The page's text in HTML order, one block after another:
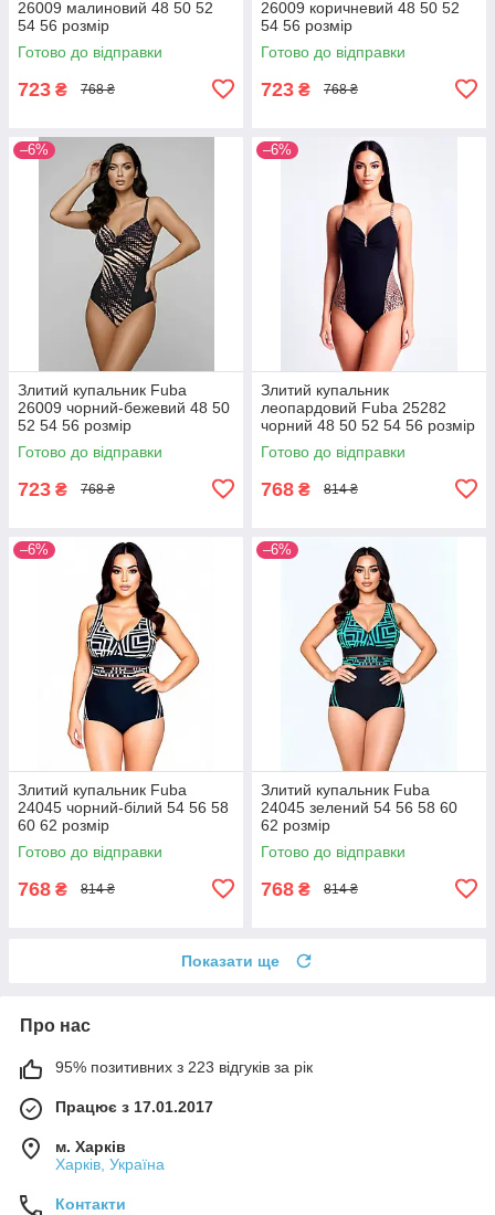
26009 малиновий 48 50 52
54 56 розмір
Готово до відправки
723 ₴ 768 ₴
26009 коричневий 48 50 52
54 56 розмір
Готово до відправки
723 ₴ 768 ₴
–6%
Злитий купальник Fuba
26009 чорний-бежевий 48 50
52 54 56 розмір
Готово до відправки
723 ₴ 768 ₴
–6%
Злитий купальник
леопардовий Fuba 25282
чорний 48 50 52 54 56 розмір
Готово до відправки
768 ₴ 814 ₴
–6%
Злитий купальник Fuba
24045 чорний-білий 54 56 58
60 62 розмір
Готово до відправки
768 ₴ 814 ₴
–6%
Злитий купальник Fuba
24045 зелений 54 56 58 60
62 розмір
Готово до відправки
768 ₴ 814 ₴
Показати ще
Про нас
95% позитивних з 223 відгуків за рік
Працює з 17.01.2017
м. Харків
Харків, Україна
Контакти